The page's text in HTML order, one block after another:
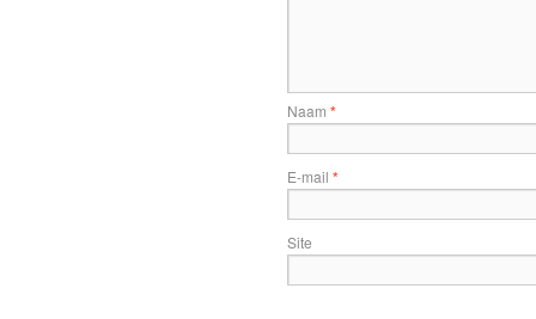
Naam *
E-mail *
Site